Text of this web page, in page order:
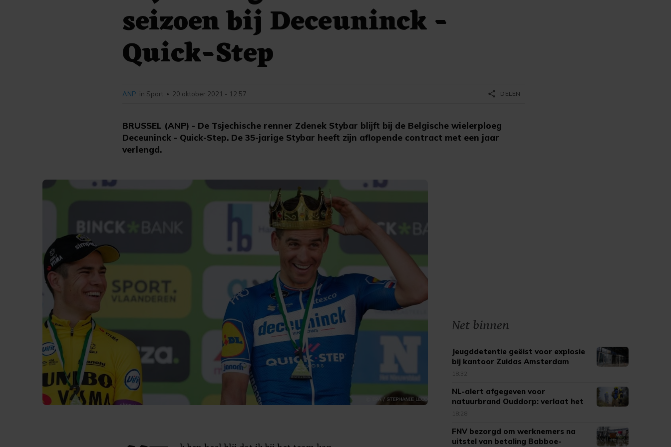
seizoen bij Deceuninck -
Quick-Step
BRUSSEL (ANP) - De Tsjechische renner Zdenek Stybar blijft bij de Belgische wielerploeg
Deceuninck - Quick-Step. De 35-jarige Stybar heeft zijn aflopende contract met een jaar
verlengd.
ANP in Sport • 20 oktober 2021 - 12:57 share DELEN
Net binnen
Jeugddetentie geëist voor explosie
bij kantoor Zuidas Amsterdam
18:32
NL-alert afgegeven voor
natuurbrand Ouddorp: verlaat het
gebied
18:28
FNV bezorgd om werknemers na
uitstel van betaling Babboe-